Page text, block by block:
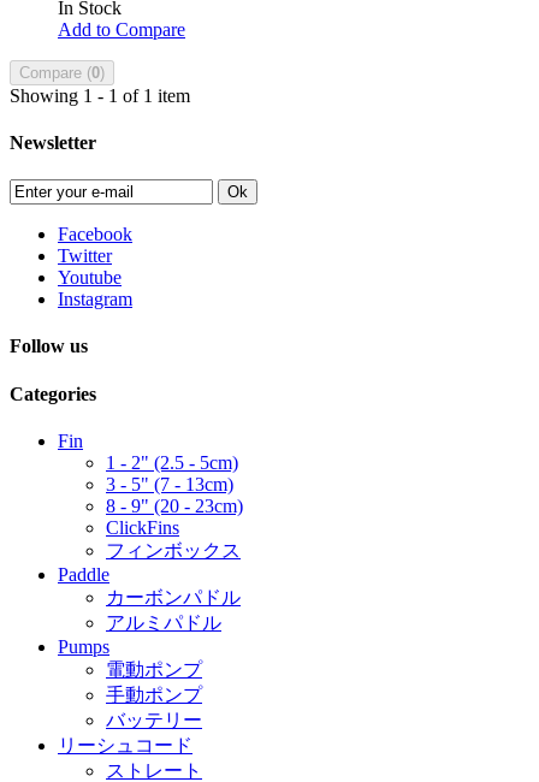
In Stock
Add to Compare
Compare (0)
Showing 1 - 1 of 1 item
Newsletter
Ok
Facebook
Twitter
Youtube
Instagram
Follow us
Categories
Fin
1 - 2" (2.5 - 5cm)
3 - 5" (7 - 13cm)
8 - 9" (20 - 23cm)
ClickFins
フィンボックス
Paddle
カーボンパドル
アルミパドル
Pumps
電動ポンプ
手動ポンプ
バッテリー
リーシュコード
ストレート